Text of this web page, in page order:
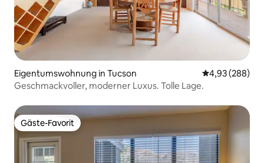
Eigentumswohnung in Tucson
4,93 (288)
Geschmackvoller, moderner Luxus. Tolle Lage.
Gäste-Favorit
Gäste-Favorit